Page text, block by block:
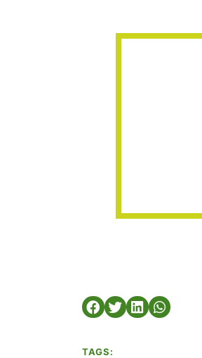
TAGS: